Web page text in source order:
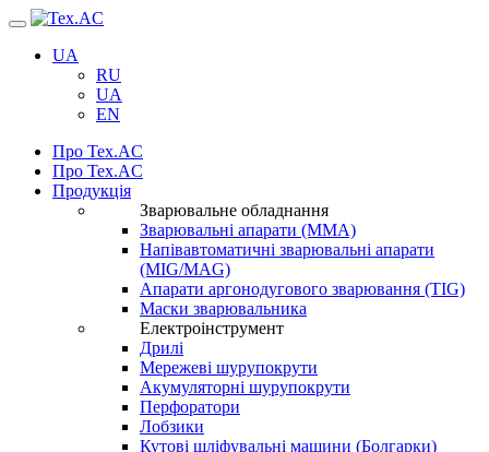
Навігація
UA
RU
UA
EN
Про Tex.AC
Про Tex.AC
Продукція
Зварювальне обладнання
Зварювальні апарати (ММА)
Напівавтоматичні зварювальні апарати
(MIG/MAG)
Апарати аргонодугового зварювання (TIG)
Маски зварювальника
Електроінструмент
Дрилі
Мережеві шурупокрути
Акумуляторні шурупокрути
Перфоратори
Лобзики
Кутові шліфувальні машини (Болгарки)